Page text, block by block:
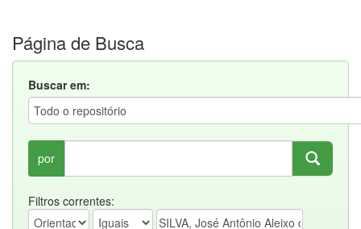
Página de Busca
Buscar em:
por
Filtros correntes: